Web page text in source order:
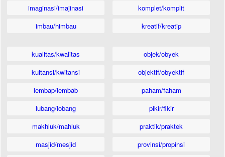
imaginasi/imajinasi
imbau/himbau
komplet/komplit
kreatif/kreatip
kualitas/kwalitas
kuitansi/kwitansi
lembap/lembab
lubang/lobang
makhluk/mahluk
masjid/mesjid
objek/obyek
objektif/obyektif
paham/faham
pikir/fikir
praktik/praktek
provinsi/propinsi